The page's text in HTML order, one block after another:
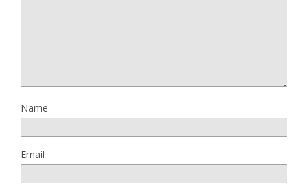
Name
Email